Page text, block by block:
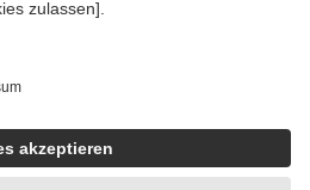
dass es sich um echte Bewertungen
de/articles/4419944605341
unter Zuhilfenahme künstlicher